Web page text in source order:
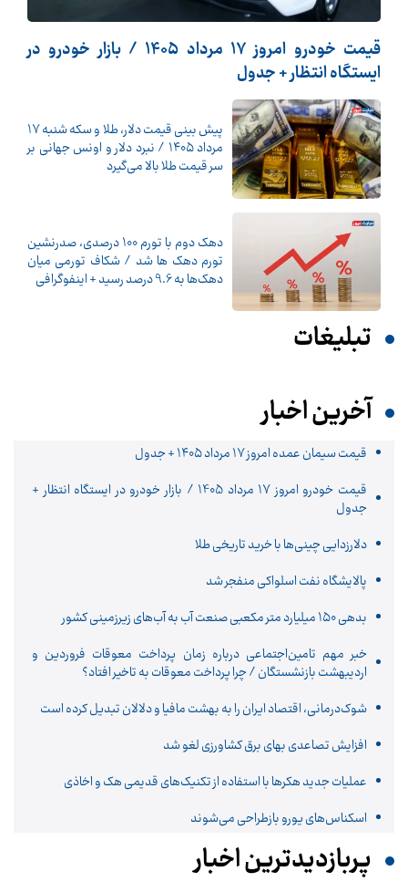
قیمت خودرو امروز 17 مرداد 1405 / بازار خودرو در
ایستگاه انتظار + جدول
پیش ‌بینی قیمت دلار، طلا و سکه شنبه ۱۷
مرداد ۱۴۰۵ / نبرد دلار و اونس جهانی بر
سر قیمت طلا بالا می‌گیرد
دهک دوم با تورم 100 درصدی، صدرنشین
تورم دهک ها شد / شکاف تورمی میان
دهک‌ها به 9.6 درصد رسید + اینفوگرافی
تبلیغات
آخرین اخبار
قیمت سیمان عمده امروز 17 مرداد ۱۴۰۵ + جدول
قیمت خودرو امروز 17 مرداد 1405 / بازار خودرو در ایستگاه انتظار +
جدول
دلارزدایی چینی‌ها با خرید تاریخی طلا
پالایشگاه نفت اسلواکی منفجر شد
بدهی ۱۵۰ میلیارد متر مکعبی صنعت آب به آب‌های زیرزمینی کشور
خبر مهم تامین‌اجتماعی درباره زمان پرداخت معوقات فروردین و
اردیبهشت بازنشستگان / چرا پرداخت معوقات به تاخیر افتاد؟
شوک‌درمانی، اقتصاد ایران را به بهشت مافیا و دلالان تبدیل کرده است
افزایش تصاعدی بهای برق کشاورزی لغو شد
عملیات جدید هکرها با استفاده از تکنیک‌های قدیمی هک و اخاذی
اسکناس‌های یورو بازطراحی می‌شوند
پربازدیدترین اخبار